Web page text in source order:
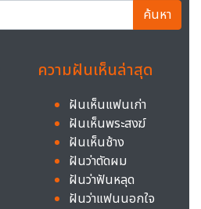
ค้นหา
ความฝันเห็นล่าสุด
ฝันเห็นแฟนเก่า
ฝันเห็นพระสงฆ์
ฝันเห็นช้าง
ฝันว่าตัดผม
ฝันว่าฟันหลุด
ฝันว่าแฟนนอกใจ